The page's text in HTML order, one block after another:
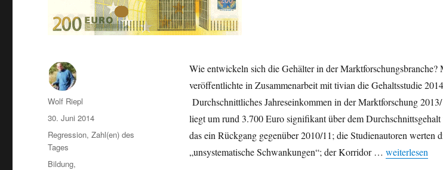
Wie entwickeln sich die Gehälter in der Marktforschungsbranche?
veröffentlichte in Zusammenarbeit mit tivian die Gehaltsstudie
Durchschnittliches Jahreseinkommen in der Marktforschung
liegt um rund 3.700 Euro signifikant über dem
das ein Rückgang gegenüber 2010/11; die Studienautoren werten
„unsystematische Schwankungen“; der Korridor … weiterlesen
Autor
Wolf Riepl
Veröffentlicht
am
30. Juni 2014
Kategorien
Regression,Zahl(en) des
Tages
Schlagwörter
Bildung,